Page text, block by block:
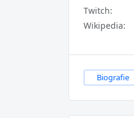
Twitch:
Wikipedia:
Biografie